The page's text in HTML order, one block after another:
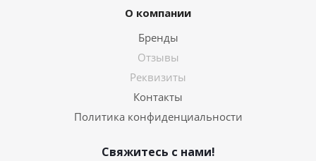
О компании
Бренды
Отзывы
Реквизиты
Контакты
Политика конфиденциальности
Свяжитесь с нами!